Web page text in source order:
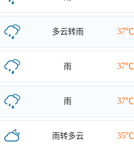
多云转雨 37℃
雨 37℃
雨 37℃
雨转多云 35℃